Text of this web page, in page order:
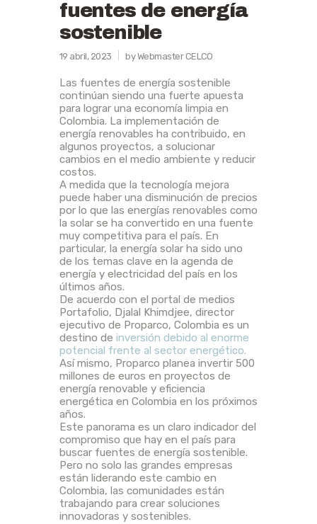
fuentes de energía
sostenible
19 abril, 2023 by Webmaster CELCO
Las fuentes de energía sostenible
continúan siendo una fuerte apuesta
para lograr una economía limpia en
Colombia. La implementación de
energía renovables ha contribuido, en
algunos proyectos, a solucionar
cambios en el medio ambiente y reducir
costos.
A medida que la tecnología mejora
puede haber una disminución de precios
por lo que las energías renovables como
la solar se ha convertido en una fuente
muy competitiva para el país. En
particular, la energía solar ha sido uno
de los temas clave en la agenda de
energía y electricidad del país en los
últimos años.
De acuerdo con el portal de medios
Portafolio, Djalal Khimdjee, director
ejecutivo de Proparco, Colombia es un
destino de inversión debido al enorme
potencial frente al sector energético.
Así mismo, Proparco planea invertir 500
millones de euros en proyectos de
energía renovable y eficiencia
energética en Colombia en los próximos
años.
Este panorama es un claro indicador del
compromiso que hay en el país para
buscar fuentes de energía sostenible.
Pero no solo las grandes empresas
están liderando este cambio en
Colombia, las comunidades están
trabajando para crear soluciones
innovadoras y sostenibles.